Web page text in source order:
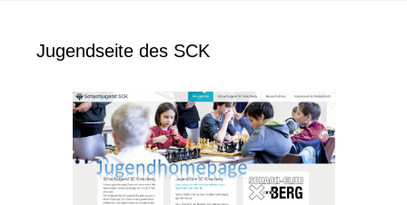
Jugendseite des SCK